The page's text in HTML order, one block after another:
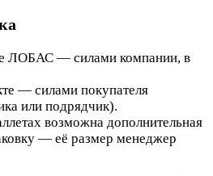
ЛОБАС — силами компании, в
— силами покупателя
или подрядчик).
возможна дополнительная
— её размер менеджер